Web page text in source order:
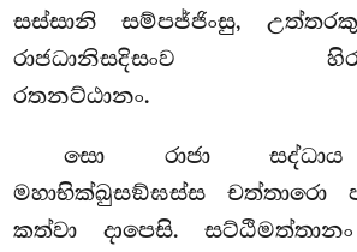
සස්සානි සම්පජ්ජිංසු,
රාජධානිසදිසංව
රතනට්ඨානං.
සො රාජා
මහාභික්ඛුසඞ්ඝස්ස චත්තාරො
කත්වා දාපෙසි.